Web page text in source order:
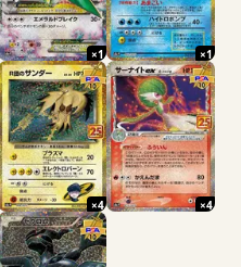
×1 ×1
×4 ×4